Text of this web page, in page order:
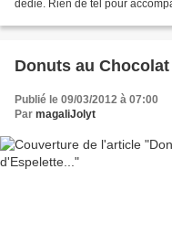
dédié. Rien de tel pour
Donuts au
Publié le 09/03/2012 à 07:00
Par magaliJolyt